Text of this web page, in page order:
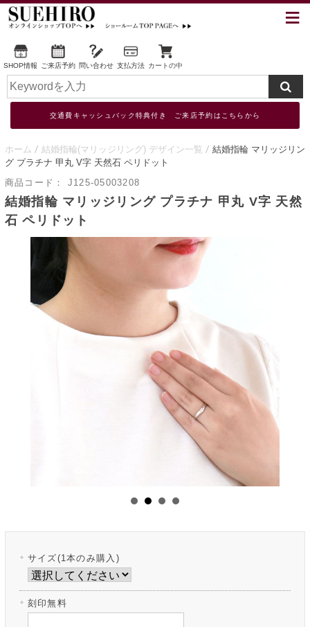
SHOP情報 ご来店予約 問い合わせ 支払方法 カートの中
交通費キャッシュバック特典付き ご来店予約はこちらから
ホーム 結婚指輪(マリッジリング) デザイン一覧
結婚指輪 マリッジリン
グ プラチナ 甲丸 V字 天然石 ペリドット
商品コード：
J125-05003208
結婚指輪 マリッジリング プラチナ 甲丸 V字 天然
石 ペリドット
サイズ(1本のみ購入)
刻印無料